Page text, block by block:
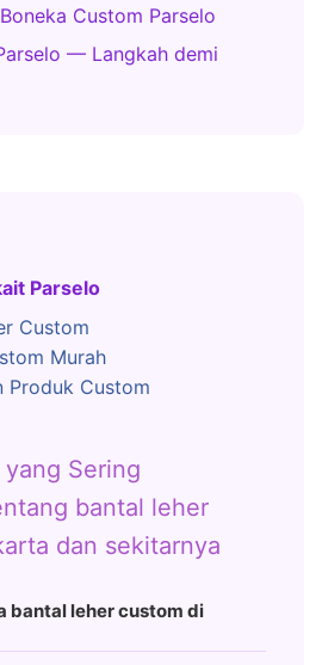
Custom Parselo
— Langkah demi
Parselo
Custom
Murah
Produk Custom
yang Sering
bantal leher
dan sekitarnya
bantal leher custom di